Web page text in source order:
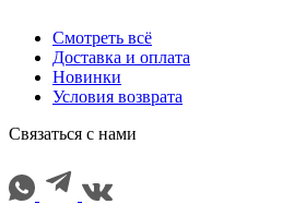
Смотреть всё
Доставка и оплата
Новинки
Условия возврата
Cвязаться с нами